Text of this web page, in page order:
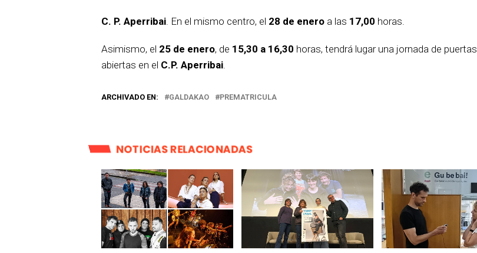
C. P. Aperribai . En el mismo centro, el 28 de enero a las 17,00 horas.
Asimismo, el 25 de enero, de 15,30 a 16,30 horas, tendrá lugar una jornada de puertas
abiertas en el C.P. Aperribai
ARCHIVADO EN: GALDAKAO PREMATRICULA
NOTICIAS RELACIONADAS